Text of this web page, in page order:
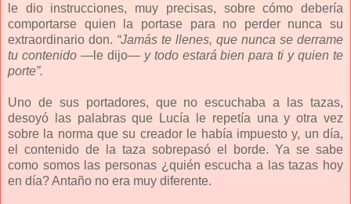
le dio instrucciones, muy precisas, sobre cómo debería
comportarse quien la portase para no perder nunca su
extraordinario don. “Jamás te llenes, que nunca se derrame
tu contenido—le dijo— y todo estará bien para ti y quien te
porte”.
Uno de sus portadores, que no escuchaba a las tazas,
desoyó las palabras que Lucía le repetía una y otra vez
sobre la norma que su creador le había impuesto y, un día,
el contenido de la taza sobrepasó el borde. Ya se sabe
como somos las personas ¿quién escucha a las tazas hoy
en día? Antaño no era muy diferente.